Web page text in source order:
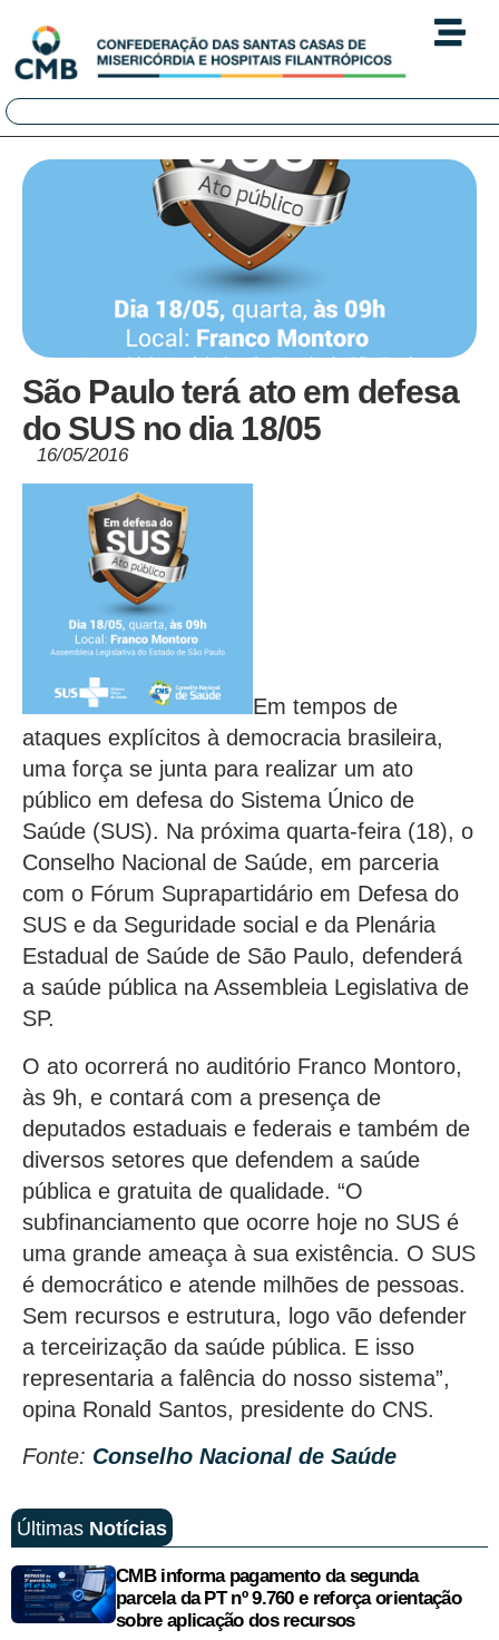
São Paulo terá ato em defesa
do SUS no dia 18/05
16/05/2016
Em tempos de
ataques explícitos à democracia brasileira,
uma força se junta para realizar um ato
público em defesa do Sistema Único de
Saúde (SUS). Na próxima quarta-feira (18), o
Conselho Nacional de Saúde, em parceria
com o Fórum Suprapartidário em Defesa do
SUS e da Seguridade social e da Plenária
Estadual de Saúde de São Paulo, defenderá
a saúde pública na Assembleia Legislativa de
SP.
O ato ocorrerá no auditório Franco Montoro,
às 9h, e contará com a presença de
deputados estaduais e federais e também de
diversos setores que defendem a saúde
pública e gratuita de qualidade. “O
subfinanciamento que ocorre hoje no SUS é
uma grande ameaça à sua existência. O SUS
é democrático e atende milhões de pessoas.
Sem recursos e estrutura, logo vão defender
a terceirização da saúde pública. E isso
representaria a falência do nosso sistema”,
opina Ronald Santos, presidente do CNS.
Fonte: Conselho Nacional de Saúde
Últimas Notícias
CMB informa pagamento da segunda
parcela da PT nº 9.760 e reforça orientação
sobre aplicação dos recursos